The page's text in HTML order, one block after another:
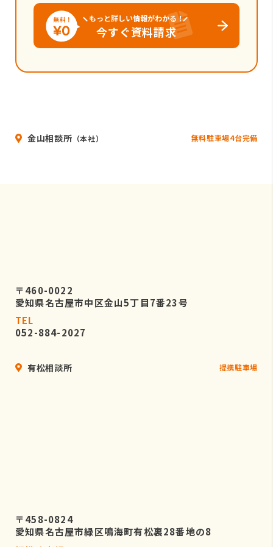
もっと詳しい情報がわかる！
今すぐ資料請求
金山相談所 （本社） 無料駐車場4台完備
〒460-0022
愛知県名古屋市中区金山5丁目7番23号
TEL
052-884-2027
有松相談所 提携駐車場
〒458-0824
愛知県名古屋市緑区鳴海町有松裏28番地の8